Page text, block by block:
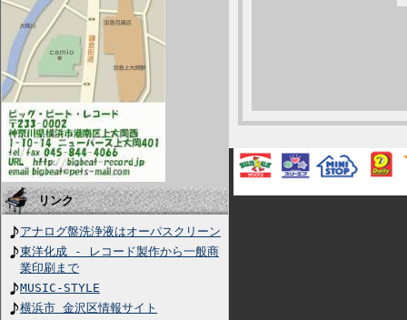
リンク
アナログ盤洗浄液はオーパスクリーン
東洋化成 - レコード製作から一般商
業印刷まで
MUSIC-STYLE
横浜市 金沢区情報サイト